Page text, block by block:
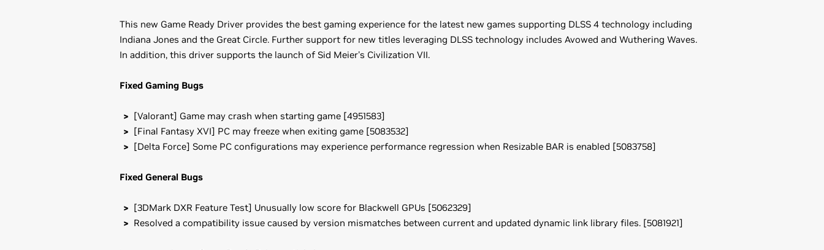
This new Game Ready Driver provides the best gaming experience for the latest new games supporting DLSS 4 technology including
Indiana Jones and the Great Circle. Further support for new titles leveraging DLSS technology includes Avowed and Wuthering Waves.
In addition, this driver supports the launch of Sid Meier's Civilization VII.
Fixed Gaming Bugs
[Valorant] Game may crash when starting game [4951583]
[Final Fantasy XVI] PC may freeze when exiting game [5083532]
[Delta Force] Some PC configurations may experience performance regression when Resizable BAR is enabled [5083758]
Fixed General Bugs
[3DMark DXR Feature Test] Unusually low score for Blackwell GPUs [5062329]
Resolved a compatibility issue caused by version mismatches between current and updated dynamic link library files. [5081921]